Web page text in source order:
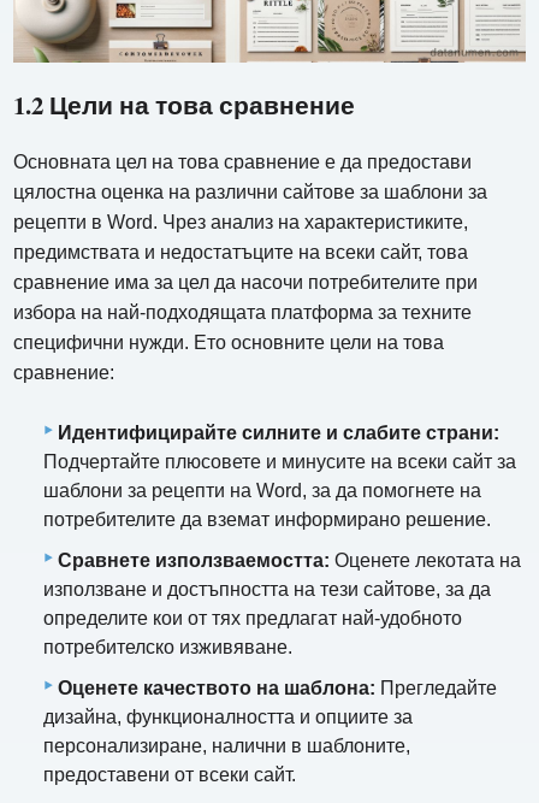
1.2 Цели на това сравнение
Основната цел на това сравнение е да предостави
цялостна оценка на различни сайтове за шаблони за
рецепти в Word. Чрез анализ на характеристиките,
предимствата и недостатъците на всеки сайт, това
сравнение има за цел да насочи потребителите при
избора на най-подходящата платформа за техните
специфични нужди. Ето основните цели на това
сравнение:
Идентифицирайте силните и слабите страни:
Подчертайте плюсовете и минусите на всеки сайт за
шаблони за рецепти на Word, за да помогнете на
потребителите да вземат информирано решение.
Сравнете използваемостта: Оценете лекотата на
използване и достъпността на тези сайтове, за да
определите кои от тях предлагат най-удобното
потребителско изживяване.
Оценете качеството на шаблона: Прегледайте
дизайна, функционалността и опциите за
персонализиране, налични в шаблоните,
предоставени от всеки сайт.